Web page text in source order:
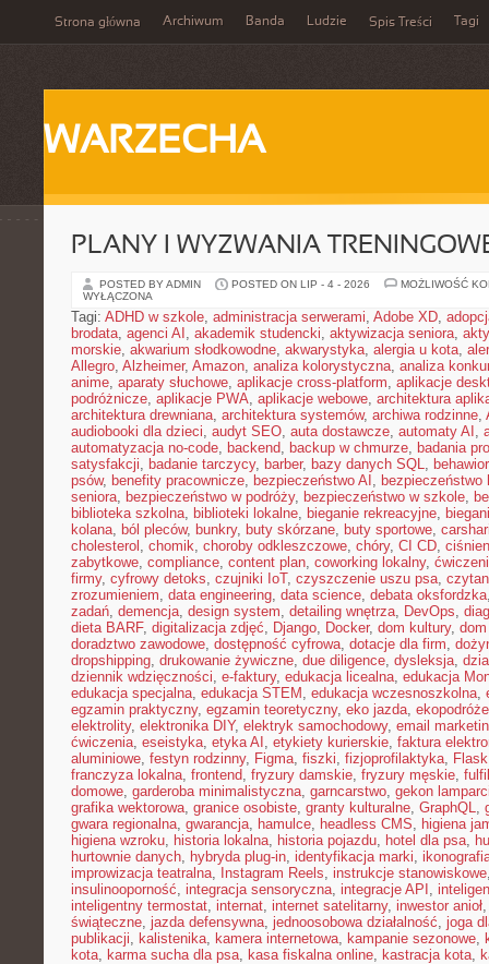
Strona główna Archiwum Banda Ludzie Spis Treści Tagi
WARZECHA
PLANY I WYZWANIA
POSTED BY ADMIN POSTED ON LIP - 4 - 2026
MOŻLIWOŚĆ
WYŁĄCZONA
Tagi: ADHD w szkole, administracja serwerami, Adobe XD,
brodata, agenci AI , akademik studencki, aktywizacja seniora,
morskie, akwarium słodkowodne, akwarystyka, alergia u kota,
Allegro, Alzheimer, Amazon, analiza kolorystyczna, analiza
anime, aparaty słuchowe, aplikacje cross-platform, aplikacje
podróżnicze, aplikacje PWA, aplikacje webowe, architektura
architektura drewniana, architektura systemów, archiwa rodzinne,
audiobooki dla dzieci, audyt SEO, auta dostawcze, automaty AI ,
automatyzacja no-code, backend, backup w chmurze, badania
satysfakcji, badanie tarczycy, barber, bazy danych SQL,
psów, benefity pracownicze, bezpieczeństwo AI , bezpieczeństwo
seniora, bezpieczeństwo w podróży, bezpieczeństwo w szkole,
biblioteka szkolna, biblioteki lokalne, bieganie rekreacyjne,
kolana, ból pleców, bunkry, buty skórzane, buty sportowe,
cholesterol , chomik, choroby odkleszczowe, chóry, CI CD,
zabytkowe, compliance, content plan, coworking lokalny,
firmy, cyfrowy detoks, czujniki IoT, czyszczenie uszu psa,
zrozumieniem, data engineering, data science, debata oksfordzka
zadań, demencja, design system, detailing wnętrza, DevOps,
dieta BARF, digitalizacja zdjęć, Django, Docker, dom kultury,
doradztwo zawodowe, dostępność cyfrowa, dotacje dla firm,
dropshipping, drukowanie żywiczne, due diligence, dysleksja,
dziennik wdzięczności, e-faktury, edukacja licealna, edukacja
edukacja specjalna, edukacja STEM , edukacja wczesnoszkolna,
egzamin praktyczny, egzamin teoretyczny, eko jazda, ekopodróże
elektrolity, elektronika DIY, elektryk samochodowy, email
ćwiczenia, eseistyka, etyka AI , etykiety kurierskie, faktura
aluminiowe, festyn rodzinny, Figma, fiszki, fizjoprofilaktyka, Flask
franczyza lokalna, frontend, fryzury damskie, fryzury męskie,
domowe, garderoba minimalistyczna, garncarstwo, gekon
grafika wektorowa, granice osobiste, granty kulturalne, GraphQL,
gwara regionalna, gwarancja, hamulce, headless CMS, higiena
higiena wzroku, historia lokalna, historia pojazdu, hotel dla psa,
hurtownie danych, hybryda plug-in, identyfikacja marki,
improwizacja teatralna, Instagram Reels, instrukcje stanowiskowe
insulinooporność, integracja sensoryczna, integracje API ,
inteligentny termostat, internat, internet satelitarny, inwestor anioł
świąteczne, jazda defensywna, jednoosobowa działalność, joga
publikacji, kalistenika, kamera internetowa, kampanie sezonowe,
kota, karma sucha dla psa, kasa fiskalna online, kastracja kota,